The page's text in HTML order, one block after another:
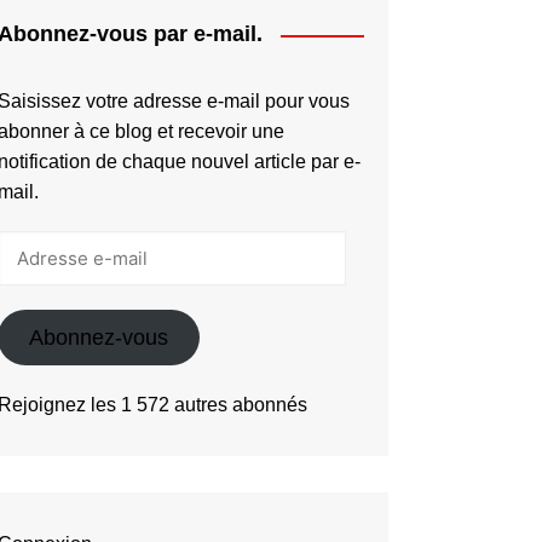
vous par e-mail.
Saisissez votre adresse e-mail pour vous
à ce blog et recevoir une
notification de chaque nouvel article par e-
mail.
Abonnez-vous
Rejoignez les 1 572 autres abonnés